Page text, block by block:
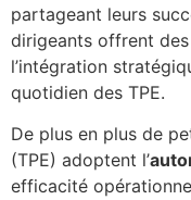
partageant leurs
dirigeants offrent
l’intégration
quotidien des TPE.
De plus en plus de
(TPE) adoptent l’
efficacité